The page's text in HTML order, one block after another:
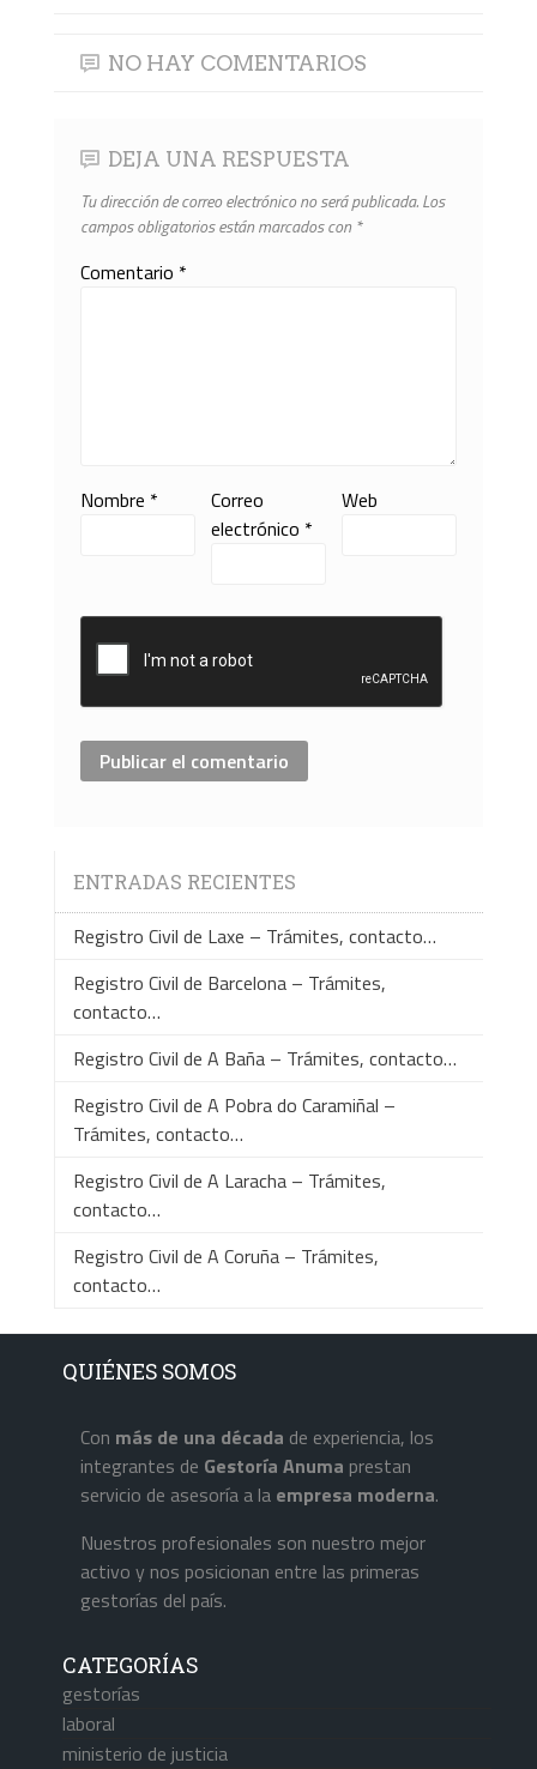
NO HAY COMENTARIOS
DEJA UNA RESPUESTA
Tu dirección de correo electrónico no será publicada.Los
campos obligatorios están marcados con *
Comentario *
Nombre *
Correo
electrónico *
Web
ENTRADAS RECIENTES
Registro Civil de Laxe – Trámites, contacto…
Registro Civil de Barcelona – Trámites,
contacto…
Registro Civil de A Baña – Trámites, contacto…
Registro Civil de A Pobra do Caramiñal –
Trámites, contacto…
Registro Civil de A Laracha – Trámites,
contacto…
Registro Civil de A Coruña – Trámites,
contacto…
QUIÉNES SOMOS
Con más de una década de experiencia, los
integrantes de Gestoría Anuma prestan
servicio de asesoría a la empresa moderna.
Nuestros profesionales son nuestro mejor
activo y nos posicionan entre las primeras
gestorías del país.
CATEGORÍAS
gestorías
laboral
ministerio de justicia